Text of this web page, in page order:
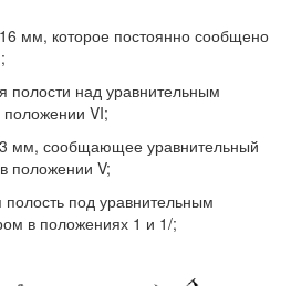
мм, которое постоянно сообщено
над уравнительным
VI;
мм, сообщающее уравнительный
положении V;
под уравнительным
в положениях 1 и 1/;